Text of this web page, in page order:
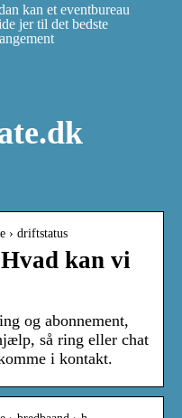
kan et eventbureau
jer til det bedste
› driftstatus
kan vi
og abonnement,
så ring eller chat
i kontakt.